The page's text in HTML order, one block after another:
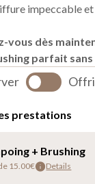
impeccable et
vous dès
parfait